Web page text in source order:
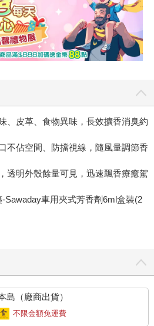
、皮革、食物異味，長效擴香消臭約
不佔空間、防擋視線，隨風量調節香
透明外殼餘量可見，迅速飄香療癒駕
島（廠商出貨）
不限金額免運費